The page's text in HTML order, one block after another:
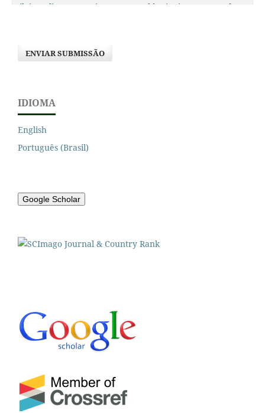
Silvio Tulio Spera, Aisy Botega Baldoni, Ciro Augusto de
SITES HOSTING NATURAL BRAZIL NUT TREE
ENVIAR SUBMISSÃO
IDIOMA
English
Português (Brasil)
Google Scholar